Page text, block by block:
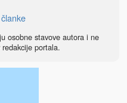
osobne stavove autora i ne
portala.